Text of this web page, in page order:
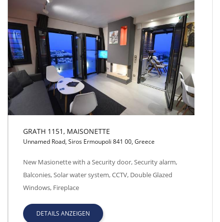
GRATH 1151, MAISONETTE
GRATH 1151, MAISONETTE
Unnamed Road, Siros Ermoupoli 841 00, Greece
New Masionette with a Security door, Security alarm,
Balconies, Solar water system, CCTV, Double Glazed
Windows, Fireplace
DETAILS ANZEIGEN